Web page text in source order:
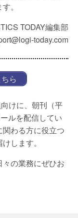
。
TODAY編集部
today.com
ら
けに、朝刊（平
ルを配信してい
わる方に役立つ
します。
の業務にぜひお